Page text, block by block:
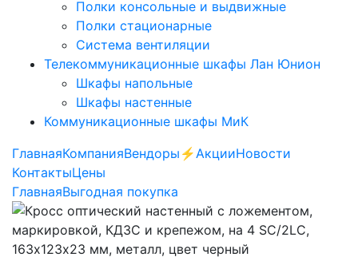
Полки консольные и выдвижные
Полки стационарные
Система вентиляции
Телекоммуникационные шкафы Лан Юнион
Шкафы напольные
Шкафы настенные
Коммуникационные шкафы МиК
ГлавнаяКомпанияВендоры ⚡️АкцииНовости
КонтактыЦены
ГлавнаяВыгодная покупка